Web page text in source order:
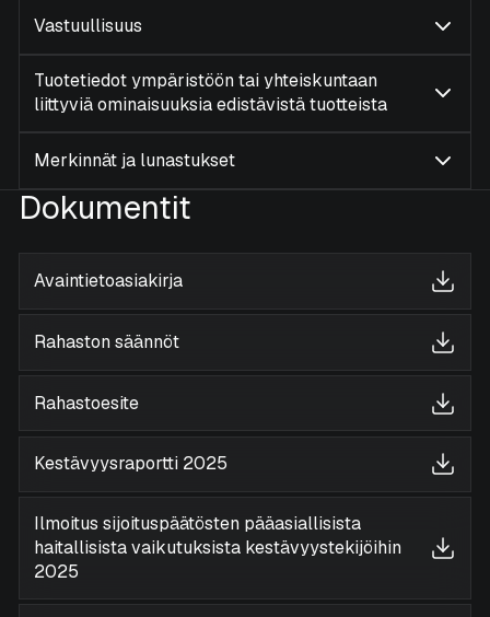
Vastuullisuus
Tuotetiedot ympäristöön tai yhteiskuntaan
liittyviä ominaisuuksia edistävistä tuotteista
Merkinnät ja lunastukset
Dokumentit
Avaintietoasiakirja
Rahaston säännöt
Rahastoesite
Kestävyysraportti 2025
Ilmoitus sijoituspäätösten pääasiallisista
haitallisista vaikutuksista kestävyystekijöihin
2025